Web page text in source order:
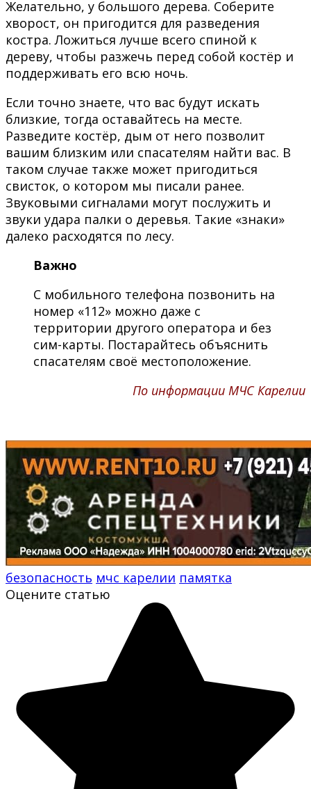
Желательно, у большого дерева. Соберите
хворост, он пригодится для разведения
костра. Ложиться лучше всего спиной к
дереву, чтобы разжечь перед собой костёр и
поддерживать его всю ночь.
Если точно знаете, что вас будут искать
близкие, тогда оставайтесь на месте.
Разведите костёр, дым от него позволит
вашим близким или спасателям найти вас. В
таком случае также может пригодиться
свисток, о котором мы писали ранее.
Звуковыми сигналами могут послужить и
звуки удара палки о деревья. Такие «знаки»
далеко расходятся по лесу.
Важно
С мобильного телефона позвонить на
номер «112» можно даже с
территории другого оператора и без
сим-карты. Постарайтесь объяснить
спасателям своё местоположение.
По информации МЧС Карелии
безопасность мчс карелии памятка
Оцените статью